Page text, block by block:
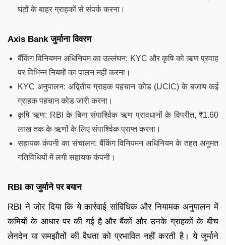
घंटों के बाहर ग्राहकों से संपर्क करना।
Axis Bank जुर्माना विवरण
बैंकिंग विनियमन अधिनियम का उल्लंघन: KYC और कृषि को ऋण प्रवाह
पर विभिन्न नियमों का पालन नहीं करना।
KYC अनुपालन: अद्वितीय ग्राहक पहचान कोड (UCIC) के बजाय कई
ग्राहक पहचान कोड जारी करना।
कृषि ऋण: RBI के बिना संपार्श्विक ऋण प्रावधानों के विपरीत, ₹1.60
लाख तक के ऋणों के लिए संपार्श्विक प्राप्त करना।
सहायक कंपनी का संचालन: बैंकिंग विनियमन अधिनियम के तहत अनुमत
गतिविधियों में लगी सहायक कंपनी।
RBI का जुर्माने पर बयान
RBI ने जोर दिया कि ये कार्रवाई सांविधिक और नियामक अनुपालन में
कमियों के आधार पर की गई है और बैंकों और उनके ग्राहकों के बीच
लेनदेन या समझौतों की वैधता को प्रभावित नहीं करती है। ये जुर्माने